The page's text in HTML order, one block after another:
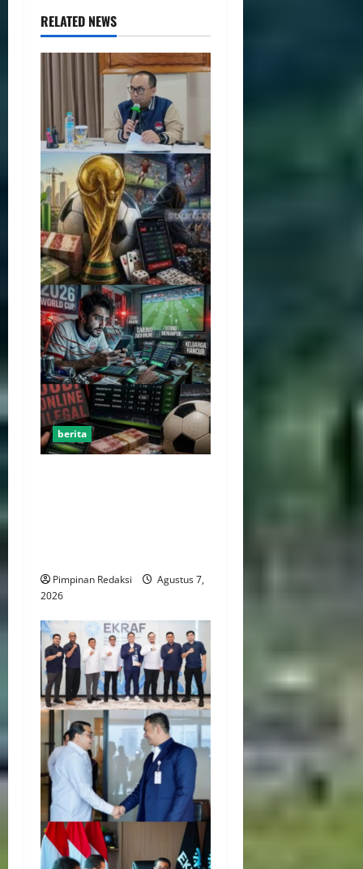
RELATED NEWS
berita
Pimpinan Redaksi
Agustus 7,
2026